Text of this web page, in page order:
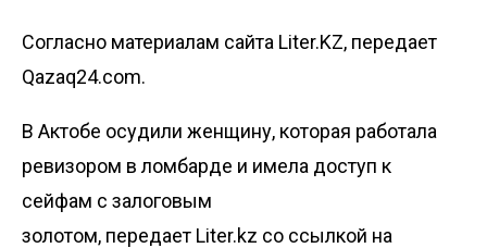
Согласно материалам сайта Liter.KZ, передает
Qazaq24.com.
В Актобе осудили женщину, которая работала
ревизором в ломбарде и имела доступ к
сейфам с залоговым
золотом, передает Liter.kz со ссылкой на